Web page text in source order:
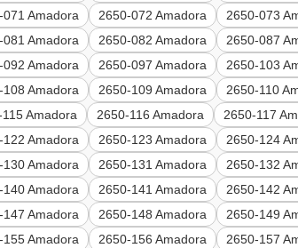
071 Amadora 2650-072 Amadora 2650-073
081 Amadora 2650-082 Amadora 2650-087
092 Amadora 2650-097 Amadora 2650-103
108 Amadora 2650-109 Amadora 2650-110
Amadora 2650-116 Amadora 2650-117
122 Amadora 2650-123 Amadora 2650-124
130 Amadora 2650-131 Amadora 2650-132
140 Amadora 2650-141 Amadora 2650-142
147 Amadora 2650-148 Amadora 2650-149
155 Amadora 2650-156 Amadora 2650-157